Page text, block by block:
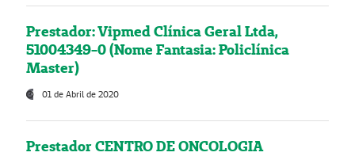
Prestador: Vipmed Clínica Geral Ltda,
51004349-0 (Nome Fantasia: Policlínica
Master)
01 de Abril de 2020
Prestador CENTRO DE ONCOLOGIA